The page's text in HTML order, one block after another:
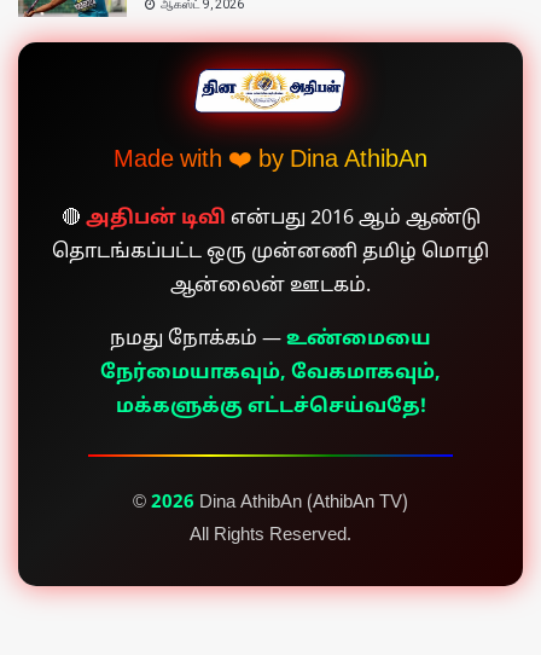
ஆகஸ்ட் 9, 2026
Made with ❤️ by Dina AthibAn
🔴 அதிபன் டிவி என்பது 2016 ஆம் ஆண்டு
தொடங்கப்பட்ட ஒரு முன்னணி தமிழ் மொழி
ஆன்லைன் ஊடகம்.
நமது நோக்கம் — உண்மையை
நேர்மையாகவும், வேகமாகவும்,
மக்களுக்கு எட்டச்செய்வதே!
© 2026 Dina AthibAn (AthibAn TV)
All Rights Reserved.